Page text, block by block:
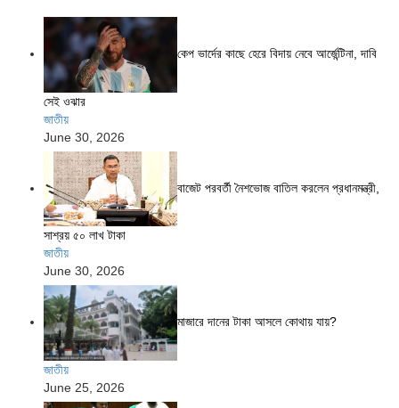
কেপ ভার্দের কাছে হেরে বিদায় নেবে আর্জেন্টিনা, দাবি
সেই ওঝার
জাতীয়
June 30, 2026
বাজেট পরবর্তী নৈশভোজ বাতিল করলেন প্রধানমন্ত্রী,
সাশ্রয় ৫০ লাখ টাকা
জাতীয়
June 30, 2026
মাজারে দানের টাকা আসলে কোথায় যায়?
জাতীয়
June 25, 2026